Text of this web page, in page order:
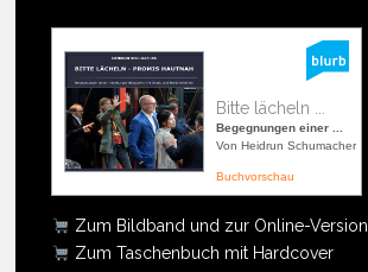
Bitte lächeln ...
Begegnungen einer ...
Von Heidrun Schumacher
Buchvorschau
Zum Bildband und zur Online-Version
Zum Taschenbuch mit Hardcover